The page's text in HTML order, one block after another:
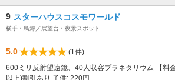
9 スターハウスコスモワールド
横手・鳥海／展望台・夜景スポット
5.0
(1件)
600ミリ反射望遠鏡、40人収容プラネタリウム 【料
以上)割引あり 子供: 220円